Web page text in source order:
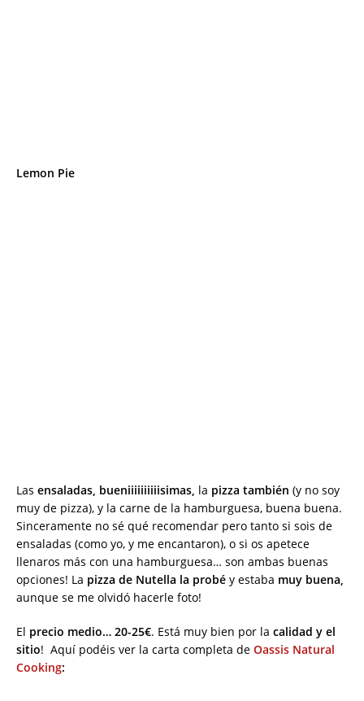
Lemon Pie
Las ensaladas, bueniiiiiiiiiisimas, la pizza también (y no soy
muy de pizza), y la carne de la hamburguesa, buena buena.
Sinceramente no sé qué recomendar pero tanto si sois de
ensaladas (como yo, y me encantaron), o si os apetece
llenaros más con una hamburguesa… son ambas buenas
opciones! La pizza de Nutella la probé y estaba muy buena,
aunque se me olvidó hacerle foto!
El precio medio… 20-25€. Está muy bien por la calidad y el
sitio! Aquí podéis ver la carta completa de Oassis Natural
Cooking: